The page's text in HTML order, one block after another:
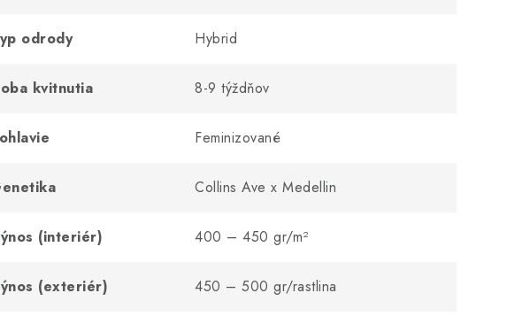
odrody Hybrid
kvitnutia 8-9 týždňov
Feminizované
Collins Ave x Medellin
(interiér) 400 – 450 gr/m²
(exteriér) 450 – 500 gr/rastlina